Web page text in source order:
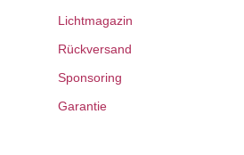
Lichtmagazin
Rückversand
Sponsoring
Garantie